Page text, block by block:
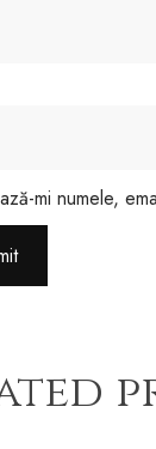
mi numele,